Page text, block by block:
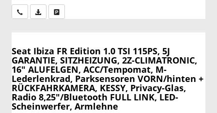
Wir rufen Sie anPDF-Datei, Fahrzeugexposé drucken
Seat Ibiza FR Edition 1.0 TSI 115PS, 5J
GARANTIE, SITZHEIZUNG, 2Z-CLIMATRONIC,
16" ALUFELGEN, ACC/Tempomat, M-
Lederlenkrad, Parksensoren VORN/hinten +
RÜCKFAHRKAMERA, KESSY, Privacy-Glas,
Radio 8,25"/Bluetooth FULL LINK, LED-
Scheinwerfer, Armlehne